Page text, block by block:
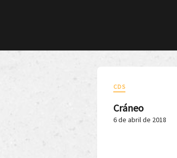
CDS
Cráneo
6 de abril de 2018